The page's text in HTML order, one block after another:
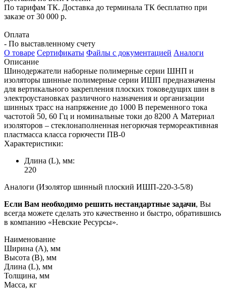
По тарифам ТК. Доставка до терминала ТК бесплатно при
заказе от 30 000 р.
Оплата
- По выставленному счету
О товаре Сертификаты Файлы с документацией Аналоги
Описание
Шинодержатели наборные полимерные серии ШНП и
изоляторы шинные полимерные серии ИШП предназначены
для вертикального закрепления плоских токоведущих шин в
электроустановках различного назначения и организации
шинных трасс на напряжение до 1000 В переменного тока
частотой 50, 60 Гц и номинальные токи до 8200 А Материал
изоляторов – стеклонаполненная негорючая термореактивная
пластмасса класса горючести ПВ-0
Характеристики:
Длина (L), мм:
220
Аналоги (Изолятор шинный плоский ИШП-220-3-5/8)
Если Вам необходимо решить нестандартные задачи, Вы
всегда можете сделать это качественно и быстро, обратившись
в компанию «Невские Ресурсы».
Наименование
Ширина (А), мм
Высота (В), мм
Длина (L), мм
Толщина, мм
Масса, кг